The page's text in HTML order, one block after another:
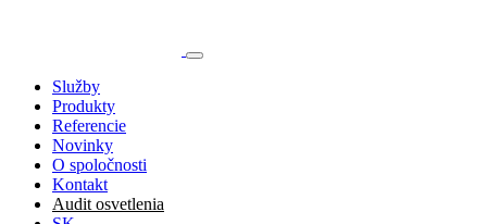
Služby
Produkty
Referencie
Novinky
O spoločnosti
Kontakt
Audit osvetlenia